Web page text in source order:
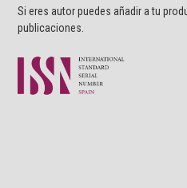
Si eres autor puedes añadir a tu
publicaciones.